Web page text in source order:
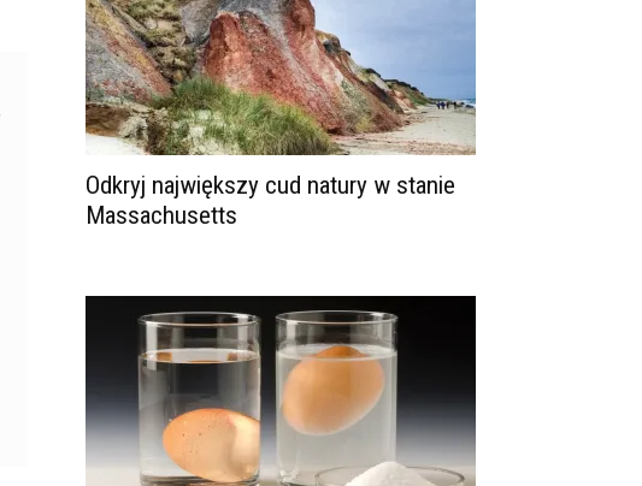
Odkryj największy cud natury w stanie
Massachusetts